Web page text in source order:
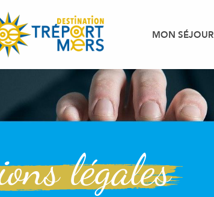
MON SÉJOUR
légales